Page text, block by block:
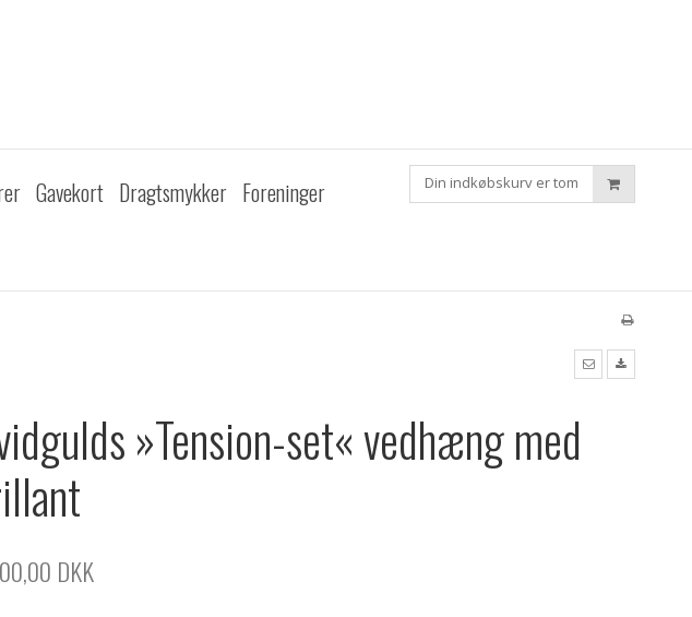
Gavekort Dragtsmykker Foreninger
Din indkøbskurv er tom
»Tension-set« vedhæng med
DKK